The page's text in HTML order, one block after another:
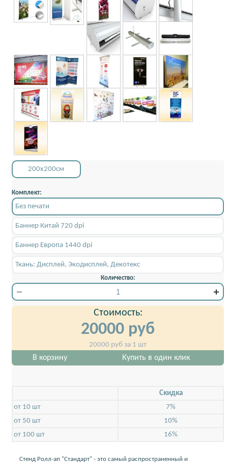
200x200см
Комплект:
Без печати
Баннер Китай 720 dpi
Баннер Европа 1440 dpi
Ткань: Дисплей, Экодисплей, Декотекс
Количество:
Стоимость:
20000 руб
20000 руб за 1 шт
В корзину Купить в один клик
Скидкa
от 10 шт
7%
от 50 шт
10%
от 100 шт
16%
Стенд Ролл-ап "Стандарт" - это самый распространенный и